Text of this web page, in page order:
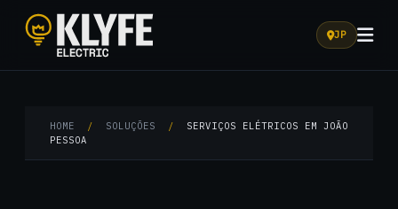
Klyfe Electric
JP
HOME / SOLUÇÕES /
SERVIÇOS ELÉTRICOS EM JOÃO
PESSOA